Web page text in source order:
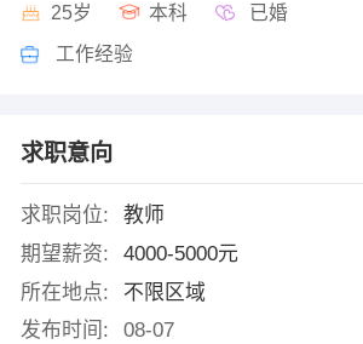
25岁 本科 已婚
工作经验
求职意向
求职岗位:
教师
期望薪资:
4000-5000元
所在地点:
不限区域
发布时间:
08-07